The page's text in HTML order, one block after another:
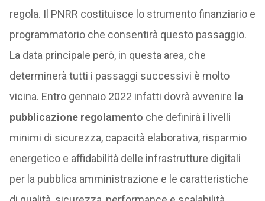
regola. Il PNRR costituisce lo strumento finanziario e
programmatorio che consentirà questo passaggio.
La data principale però, in questa area, che
determinerà tutti i passaggi successivi è molto
vicina. Entro gennaio 2022 infatti dovrà avvenire la
pubblicazione regolamento che definirà i livelli
minimi di sicurezza, capacità elaborativa, risparmio
energetico e affidabilità delle infrastrutture digitali
per la pubblica amministrazione e le caratteristiche